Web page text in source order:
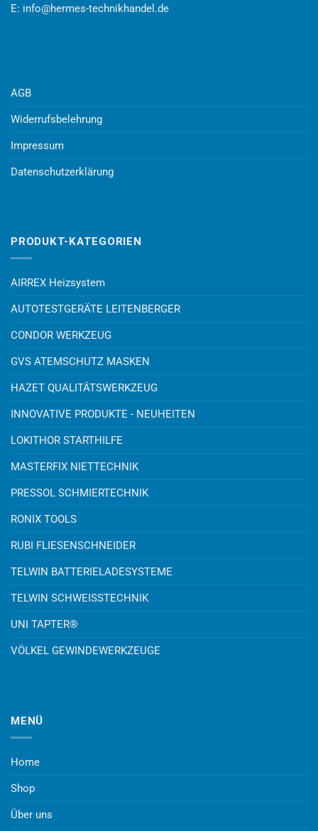
E: info@hermes-technikhandel.de
AGB
Widerrufsbelehrung
Impressum
Datenschutzerklärung
PRODUKT-KATEGORIEN
AIRREX Heizsystem
AUTOTESTGERÄTE LEITENBERGER
CONDOR WERKZEUG
GVS ATEMSCHUTZ MASKEN
HAZET QUALITÄTSWERKZEUG
INNOVATIVE PRODUKTE - NEUHEITEN
LOKITHOR STARTHILFE
MASTERFIX NIETTECHNIK
PRESSOL SCHMIERTECHNIK
RONIX TOOLS
RUBI FLIESENSCHNEIDER
TELWIN BATTERIELADESYSTEME
TELWIN SCHWEISSTECHNIK
UNI TAPTER®
VÖLKEL GEWINDEWERKZEUGE
MENÜ
Home
Shop
Über uns